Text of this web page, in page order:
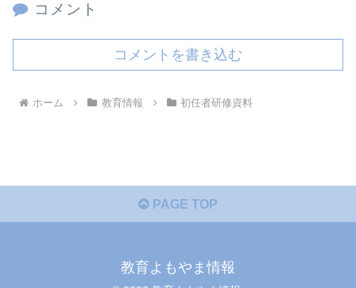
コメント
コメントを書き込む
ホーム 教育情報 初任者研修資料
PAGE TOP
教育よもやま情報